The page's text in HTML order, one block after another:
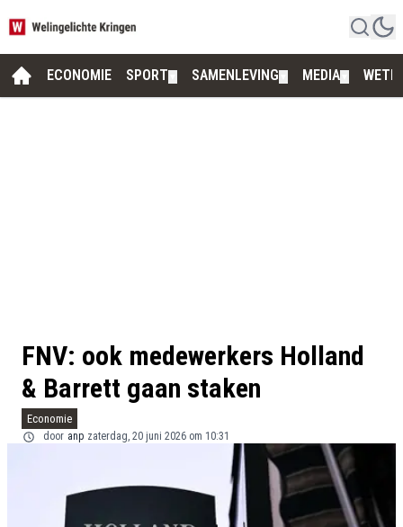
ECONOMIE SPORT SAMENLEVING MEDIA
FNV: ook medewerkers Holland
& Barrett gaan staken
Economie
door anp zaterdag, 20 juni 2026 om 10:31